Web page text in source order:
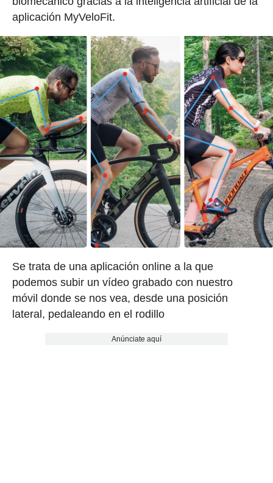
aplicación MyVeloFit.
Se trata de una aplicación online a la que
podemos subir un vídeo grabado con nuestro
móvil donde se nos vea, desde una posición
lateral, pedaleando en el rodillo
Anúnciate aquí